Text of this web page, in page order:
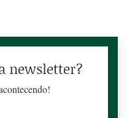
newsletter?